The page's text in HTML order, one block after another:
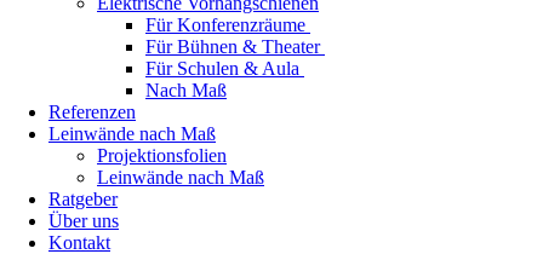
Für Konferenzräume
Für Bühnen & Theater
Für Schulen & Aula
Nach Maß
Referenzen
Leinwände nach Maß
Projektionsfolien
Leinwände nach Maß
Ratgeber
Über uns
Kontakt